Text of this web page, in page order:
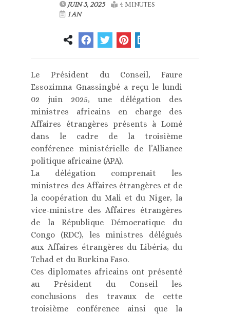
JUIN 3, 2025
4 MINUTES
1 AN
Le Président du Conseil, Faure
Essozimna Gnassingbé a reçu le lundi
02 juin 2025, une délégation des
ministres africains en charge des
Affaires étrangères présents à Lomé
dans le cadre de la troisième
conférence ministérielle de l’Alliance
politique africaine (APA).
La délégation comprenait les
ministres des Affaires étrangères et de
la coopération du Mali et du Niger, la
vice-ministre des Affaires étrangères
de la République Démocratique du
Congo (RDC), les ministres délégués
aux Affaires étrangères du Libéria, du
Tchad et du Burkina Faso.
Ces diplomates africains ont présenté
au Président du Conseil les
conclusions des travaux de cette
troisième conférence ainsi que la